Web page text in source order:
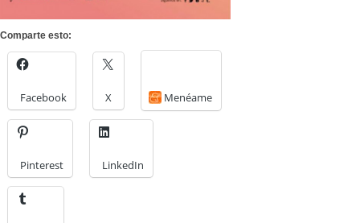
Comparte esto:
Facebook X Menéame
Pinterest LinkedIn